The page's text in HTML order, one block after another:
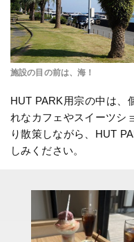
施設の目の前は、海！
HUT PARK用宗の中は、
れなカフェやスイーツシ
り散策しながら、HUT
しみください。